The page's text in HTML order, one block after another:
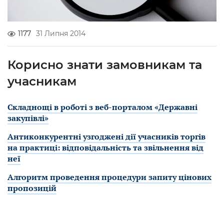
1177 31 Липня 2014
Корисно знати замовникам та
учасникам
Складнощі в роботі з веб-порталом «Державні
закупівлі»
Антиконкурентні узгоджені дії учасників торгів
на практиці: відповідальність та звільнення від
неї
Алгоритм проведення процедури запиту цінових
пропозицій